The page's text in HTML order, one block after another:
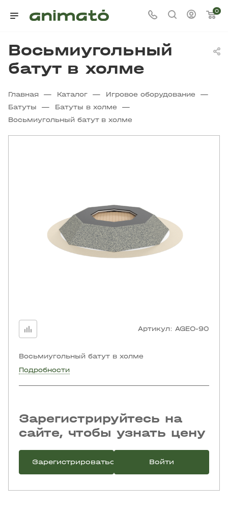
0
Восьмиугольный
батут в холме
Главная — Каталог — Игровое оборудование —
Батуты — Батуты в холме —
Восьмиугольный батут в холме
Артикул: AGEO-90
Восьмиугольный батут в холме
Подробности
Зарегистрируйтесь на
сайте, чтобы узнать цену
Зарегистрироваться Войти